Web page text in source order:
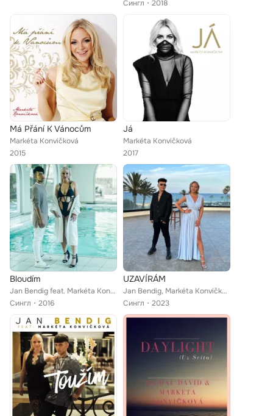
Сингл
2018
Má Přání K Vánocům
Markéta Konvičková
2015
Já
Markéta Konvičková
2017
Bloudím
Jan Bendig feat. Markéta Konvičková
Сингл
2016
UZAVÍRÁM
Jan Bendig, Markéta Konvičková
Сингл
2023